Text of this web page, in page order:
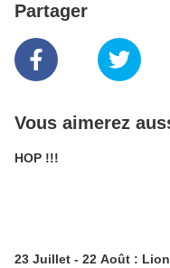
Partager
Vous aimerez
HOP !!!
23 Juillet - 22 Août : Lion